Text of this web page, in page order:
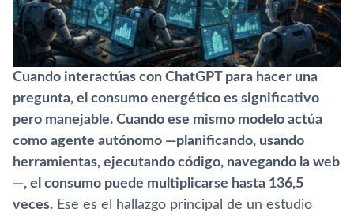
Cuando interactúas con ChatGPT para hacer una
pregunta, el consumo energético es significativo
pero manejable. Cuando ese mismo modelo actúa
como agente autónomo —planificando, usando
herramientas, ejecutando código, navegando la web
—, el consumo puede multiplicarse hasta 136,5
veces. Ese es el hallazgo principal de un estudio